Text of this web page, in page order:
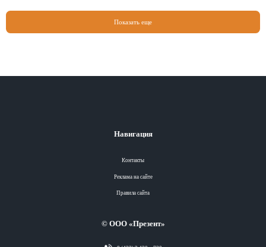
Показать еще
Навигация
Контакты
Реклама на сайте
Правила сайта
© ООО «Презент»